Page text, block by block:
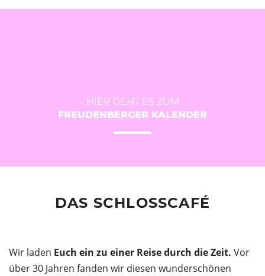
HIER GEHT ES ZUM
FREUDENBERGER KALENDER
DAS SCHLOSSCAFÉ
Wir laden Euch ein zu einer Reise durch die Zeit. Vor
über 30 Jahren fanden wir diesen wunderschönen